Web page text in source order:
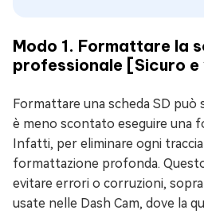
Modo 1. Formattare la
professionale [Sicuro
Formattare una scheda SD può
è meno scontato eseguire una
Infatti, per eliminare ogni
formattazione profonda.
evitare errori o corruzioni,
usate nelle Dash Cam, dove la